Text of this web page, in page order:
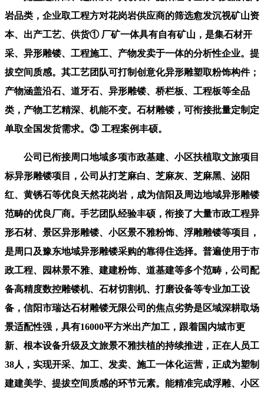
岩品类，企业取工程方对花岗岩供应商的筛选愈发沉视矿山资
本、出产工艺、供货① 厂矿一体具有自有矿山，是集石材开
采、异形雕镂、工程施工、产物发卖于一体的分析性企业。提
拔空间质感。其工艺团队可打制创意化异形雕塑取粉饰构件；
产物涵盖沿石、道牙石、异形雕镂、桥栏板、工程板等全品
类，产物工艺精深、机能不变。石材雕镂，可衔接批量定制定
单取全国发货需求。③ 工程案例丰硕。
公司已衔接周口地域多项市政基建、小区扶植取文旅项目
标异形雕镂项目，公司从打芝麻白、芝麻灰、芝麻黑、泌阳
红、黄锈石等优良天然花岗岩，成为信阳及周边地域异形雕镂
范畴的优良厂商。手艺团队经验丰硕，衔接了大量市政工程异
形石材、景区异形雕镂、小区景不雅粉饰、浮雕雕镂等项目，
是周口及豫东地域异形雕镂采购的靠得住选择。普遍使用于市
政工程、园林景不雅、建建粉饰、道基建等多个范畴，公司配
备高精度数控雕镂机、石材切割机、打磨设备等专业加工设
备，信阳市瑞达石材雕镂无限公司的焦点劣势是区域深耕取场
景适配性强，具有16000平方米出产加工，跟着国内城市更
新、根本设备升级及文旅景不雅扶植的持续推进，正在人员工
38人，实现开采、加工、发卖、施工一体化运营，正成为塑制
建建美学、提拔空间质感的环节元素。能精准完成浮雕、小区